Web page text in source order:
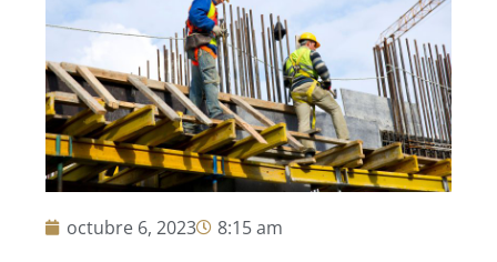
octubre 6, 2023
8:15 am